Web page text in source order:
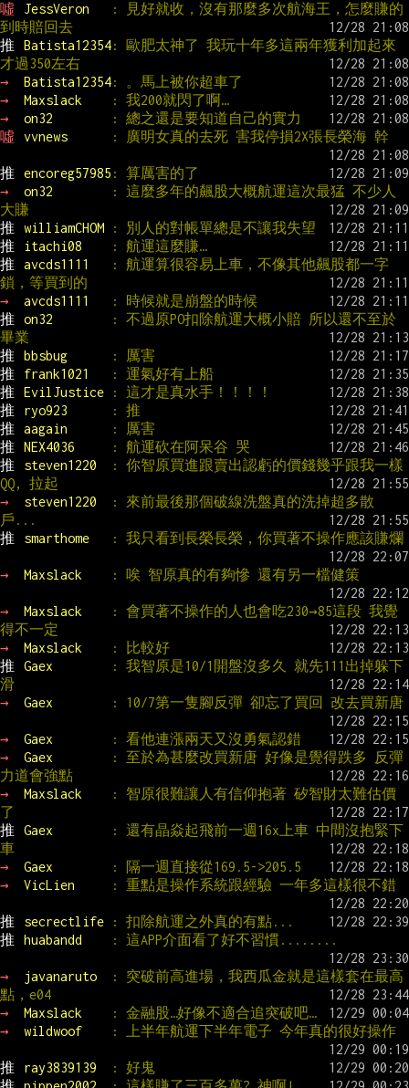
噓 JessVeron
: 見好就收，沒有那麼多次航海王，怎麼賺的
到時賠回去
推
Batista12354: 歐肥太神了 我玩十年多這兩年獲利加起來
才過350左右
→
Batista12354: 。馬上被你超車了
→
Maxslack
: 我200就閃了啊…
→
on32
: 總之還是要知道自己的實力
噓
vvnews : 廣明女真的去死 害我停損2X張長榮海 幹
推 encoreg57985 : 算厲害的了
→
on32
: 這麼多年的飆股大概航運這次最猛 不少人
大賺
推
williamCHOM
: 別人的對帳單總是不讓我失望
推
itachi08
: 航運這麼賺…
推
avcds1111
: 航運算很容易上車，不像其他飆股都一字
鎖，等買到的
→
avcds1111
: 時候就是崩盤的時候
推
on32
: 不過原PO扣除航運大概小賠 所以還不至於
畢業
推
bbsbug
: 厲害
推
frank1021
: 運氣好有上船
推
EvilJustice
: 這才是真水手！！！！
推
ryo923
: 推
推
aagain
: 厲害
推
NEX4036
: 航運砍在阿呆谷 哭
推
steven1220
: 你智原買進跟賣出認虧的價錢幾乎跟我一樣
QQ, 拉起
→
steven1220
: 來前最後那個破線洗盤真的洗掉超多散
戶...
推
smarthome : 我只看到長榮長榮，你買著不操作應該賺爛
→ Maxslack : 唉 智原真的有夠慘 還有另一檔健策
→ Maxslack
: 會買著不操作的人也會吃230→85這段 我覺
得不一定
→
Maxslack
: 比較好
推
Gaex
: 我智原是10/1開盤沒多久 就先111出掉躲下
滑
→
Gaex : 10/7第一隻腳反彈 卻忘了買回 改去買新唐
→ Gaex
: 看他連漲兩天又沒勇氣認錯
→
Gaex
: 至於為甚麼改買新唐 好像是覺得跌多 反彈
力道會強點
→
Maxslack
: 智原很難讓人有信仰抱著 矽智財太難估價
了
推
Gaex
: 還有晶焱起飛前一週16x上車 中間沒抱緊下
車
→
Gaex
: 隔一週直接從169.5->205.5
→
VicLien : 重點是操作系統跟經驗 一年多這樣很不錯
推 secrectlife
: 扣除航運之外真的有點...
推
huabandd : 這APP介面看了好不習慣........
→ javanaruto
: 突破前高進場，我西瓜金就是這樣套在最高
點，e04
→
Maxslack
: 金融股…好像不適合追突破吧…
→
wildwoof : 上半年航運下半年電子 今年真的很好操作
推 ray3839139
: 好鬼